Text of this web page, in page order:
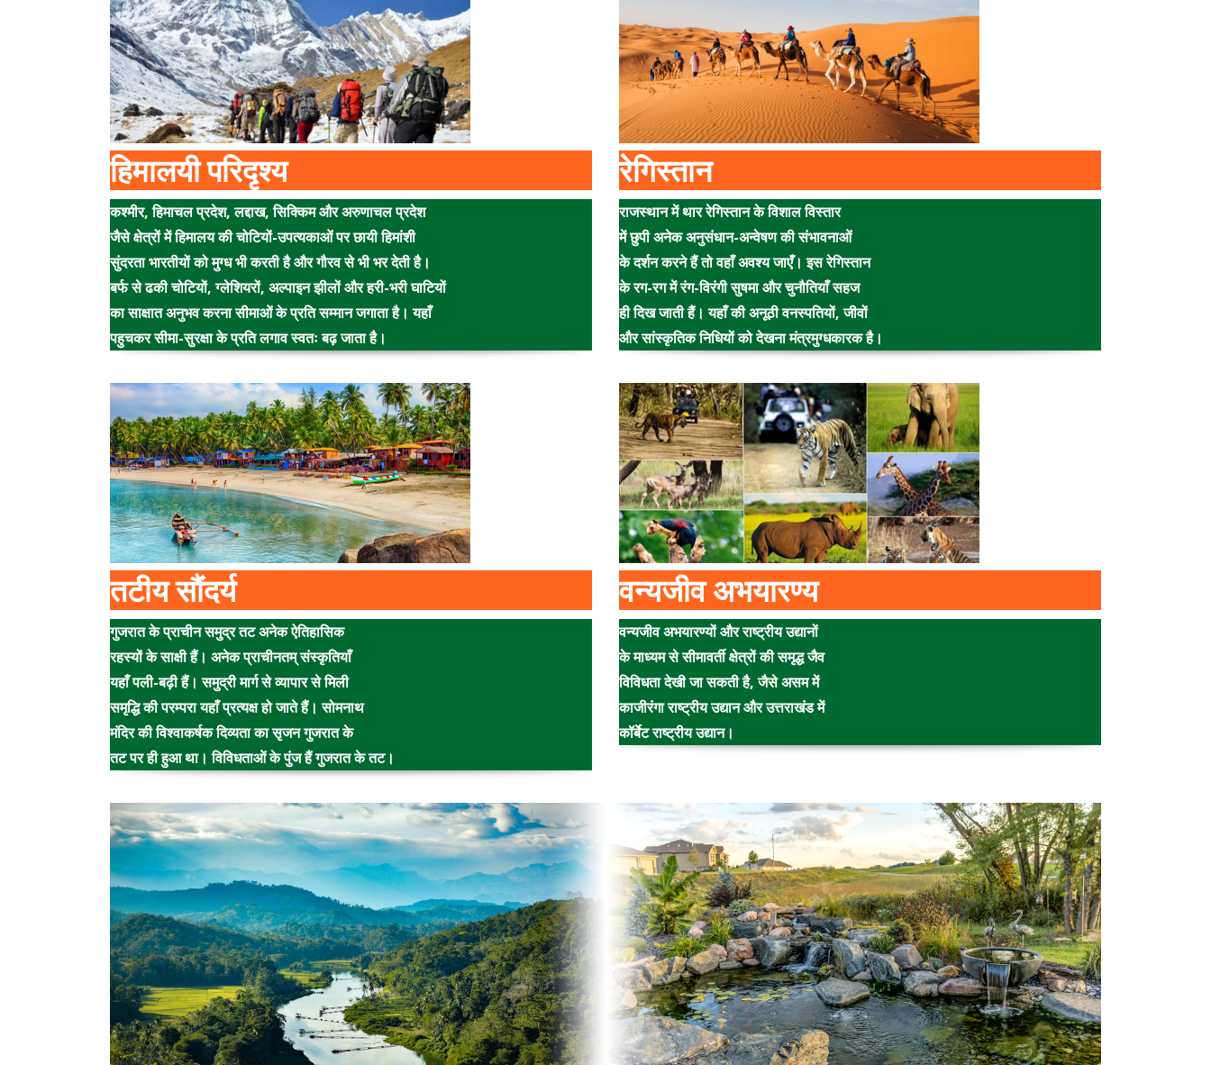
हिमालयी परिदृश्य
कश्मीर, हिमाचल प्रदेश, लद्दाख, सिक्किम और अरुणाचल प्रदेश
जैसे क्षेत्रों में हिमालय की चोटियों-उपत्यकाओं पर छायी हिमांशी
सुंदरता भारतीयों को मुग्ध भी करती है और गौरव से भी भर देती है।
बर्फ से ढकी चोटियों, ग्लेशियरों, अल्पाइन झीलों और हरी-भरी घाटियों
का साक्षात अनुभव करना सीमाओं के प्रति सम्मान जगाता है। यहाँ
पहुचकर सीमा-सुरक्षा के प्रति लगाव स्वतः बढ़ जाता है।
तटीय सौंदर्य
गुजरात के प्राचीन समुद्र तट अनेक ऐतिहासिक
रहस्यों के साक्षी हैं। अनेक प्राचीनतम् संस्कृतियाँ
यहाँ पली-बढ़ी हैं। समुद्री मार्ग से व्यापार से मिली
समृद्धि की परम्परा यहाँ प्रत्यक्ष हो जाते हैं। सोमनाथ
मंदिर की विश्वाकर्षक दिव्यता का सृजन गुजरात के
तट पर ही हुआ था। विविधताओं के पुंज हैं गुजरात के तट।
रेगिस्तान
राजस्थान में थार रेगिस्तान के विशाल विस्तार
में छुपी अनेक अनुसंधान-अन्वेषण की संभावनाओं
के दर्शन करने हैं तो वहाँ अवश्य जाएँ। इस रेगिस्तान
के रग-रग में रंग-विरंगी सुषमा और चुनौतियाँ सहज
ही दिख जाती हैं। यहाँ की अनूठी वनस्पतियों, जीवों
और सांस्कृतिक निधियों को देखना मंत्रमुग्धकारक है।
वन्यजीव अभयारण्य
वन्यजीव अभयारण्यों और राष्ट्रीय उद्यानों
के माध्यम से सीमावर्ती क्षेत्रों की समृद्ध जैव
विविधता देखी जा सकती है, जैसे असम में
काजीरंगा राष्ट्रीय उद्यान और उत्तराखंड में
कॉर्बेट राष्ट्रीय उद्यान।